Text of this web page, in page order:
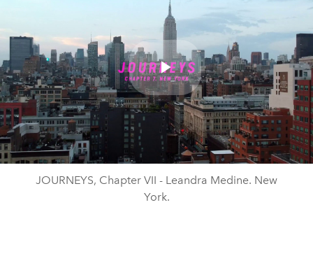
Play
Video
JOURNEYS, Chapter VII - Leandra Medine. New
York.